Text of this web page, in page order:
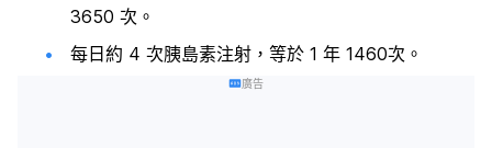
3650 次。
每日約 4 次胰島素注射，等於 1 年 1460次。
廣告